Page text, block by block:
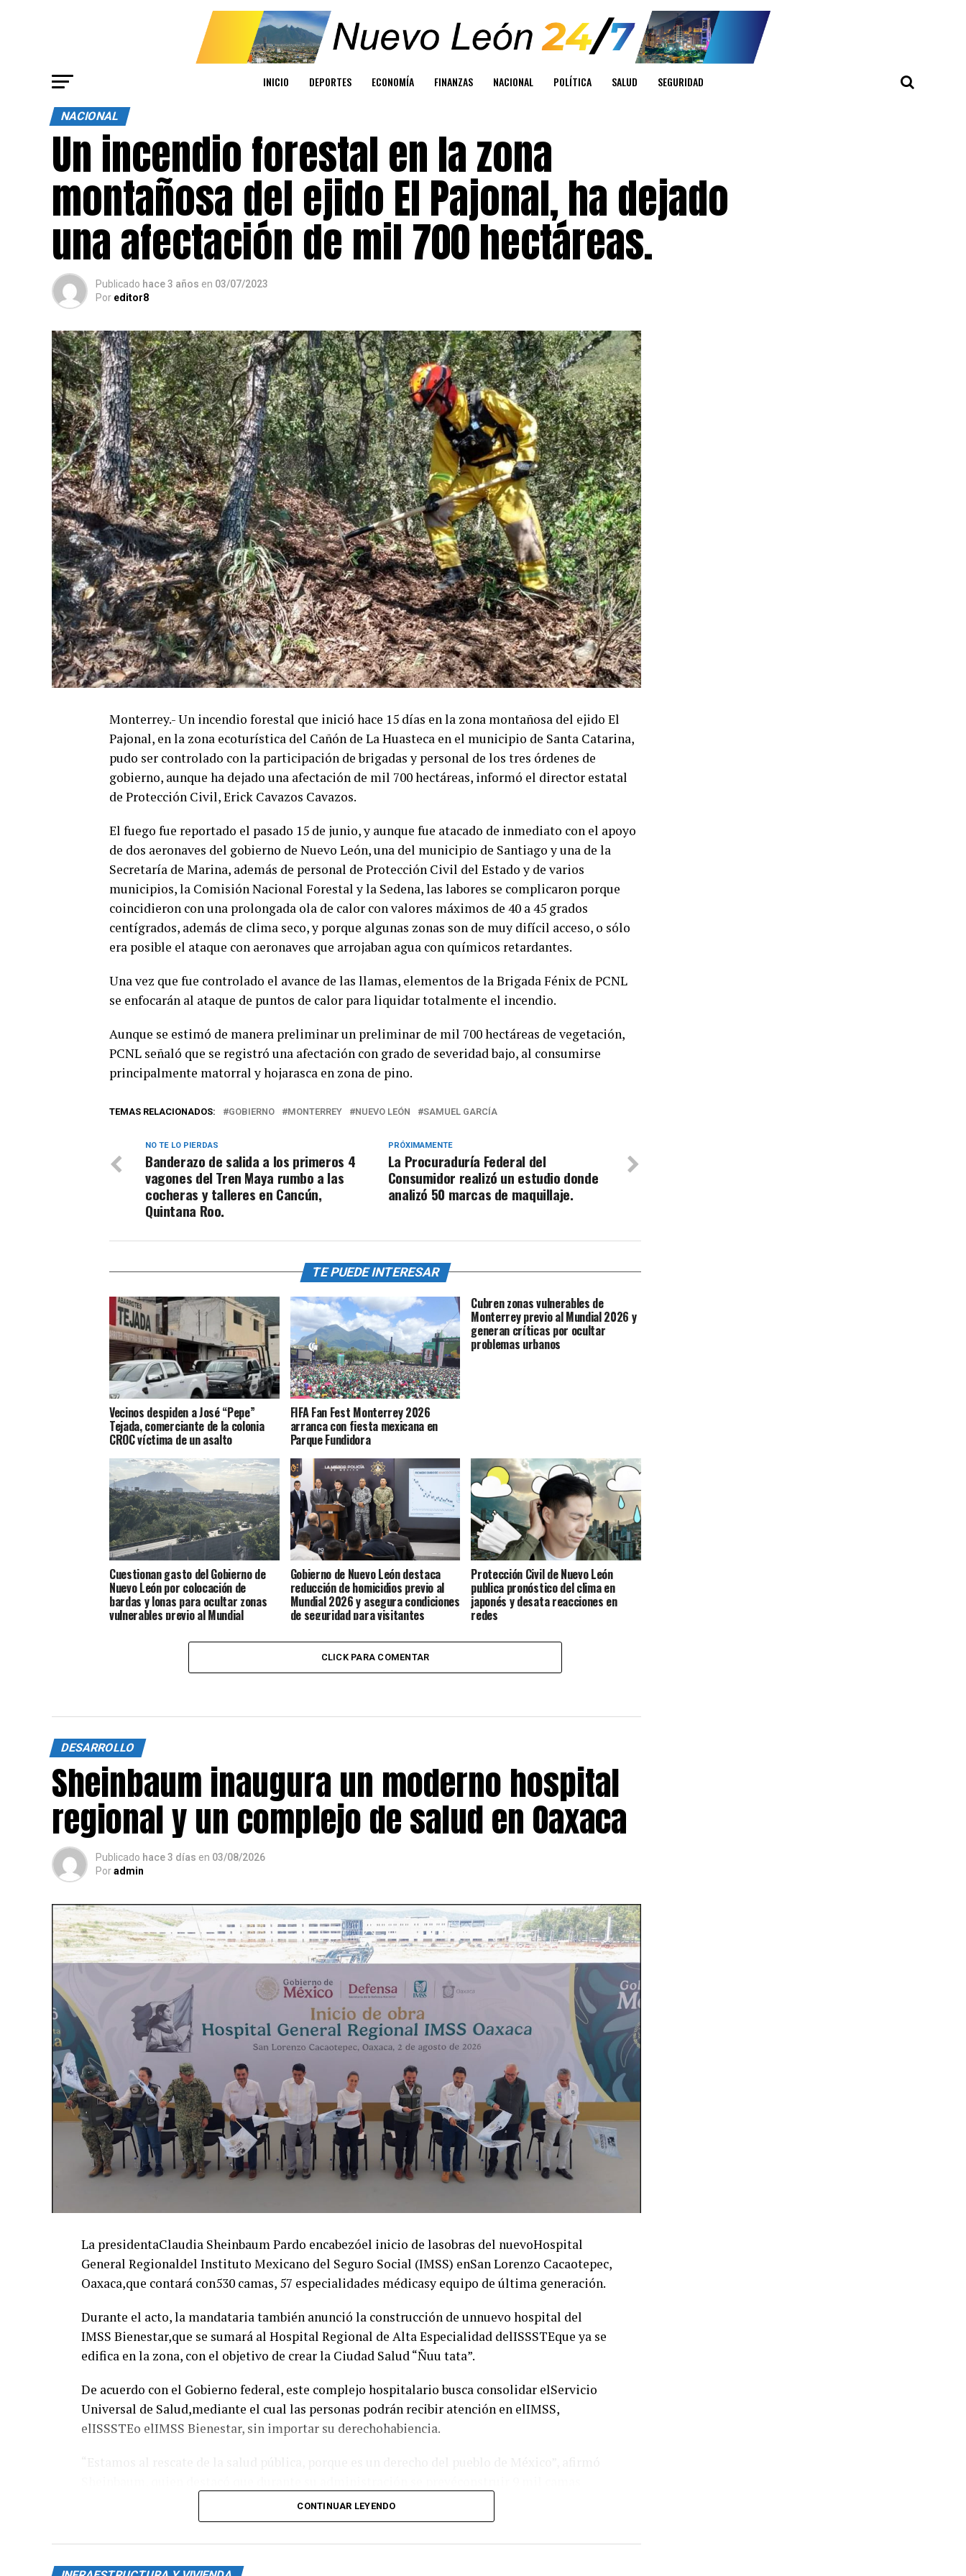
INICIO DEPORTES ECONOMÍA FINANZAS NACIONAL POLÍTICA SALUD SEGURIDAD
NACIONAL
Un incendio forestal en la zona
montañosa del ejido El Pajonal, ha dejado
una afectación de mil 700 hectáreas.
Publicado hace 3 años en 03/07/2023
Por editor8
Monterrey.- Un incendio forestal que inició hace 15 días en la zona montañosa del ejido El
Pajonal, en la zona ecoturística del Cañón de La Huasteca en el municipio de Santa Catarina,
pudo ser controlado con la participación de brigadas y personal de los tres órdenes de
gobierno, aunque ha dejado una afectación de mil 700 hectáreas, informó el director estatal
de Protección Civil, Erick Cavazos Cavazos.
El fuego fue reportado el pasado 15 de junio, y aunque fue atacado de inmediato con el apoyo
de dos aeronaves del gobierno de Nuevo León, una del municipio de Santiago y una de la
Secretaría de Marina, además de personal de Protección Civil del Estado y de varios
municipios, la Comisión Nacional Forestal y la Sedena, las labores se complicaron porque
coincidieron con una prolongada ola de calor con valores máximos de 40 a 45 grados
centígrados, además de clima seco, y porque algunas zonas son de muy difícil acceso, o sólo
era posible el ataque con aeronaves que arrojaban agua con químicos retardantes.
Una vez que fue controlado el avance de las llamas, elementos de la Brigada Fénix de PCNL
se enfocarán al ataque de puntos de calor para liquidar totalmente el incendio.
Aunque se estimó de manera preliminar un preliminar de mil 700 hectáreas de vegetación,
PCNL señaló que se registró una afectación con grado de severidad bajo, al consumirse
principalmente matorral y hojarasca en zona de pino.
TEMAS RELACIONADOS: GOBIERNO MONTERREY NUEVO LEÓN SAMUEL GARCÍA
PRÓXIMAMENTE
La Procuraduría Federal del
Consumidor realizó un estudio donde
analizó 50 marcas de maquillaje.
NO TE LO PIERDAS
Banderazo de salida a los primeros 4
vagones del Tren Maya rumbo a las
cocheras y talleres en Cancún,
Quintana Roo.
TE PUEDE INTERESAR
Vecinos despiden a José “Pepe”
Tejada, comerciante de la colonia
CROC víctima de un asalto
FIFA Fan Fest Monterrey 2026
arranca con fiesta mexicana en
Parque Fundidora
Cubren zonas vulnerables de
Monterrey previo al Mundial 2026 y
generan críticas por ocultar
problemas urbanos
Cuestionan gasto del Gobierno de
Nuevo León por colocación de
bardas y lonas para ocultar zonas
vulnerables previo al Mundial
Gobierno de Nuevo León destaca
reducción de homicidios previo al
Mundial 2026 y asegura condiciones
de seguridad para visitantes
Protección Civil de Nuevo León
publica pronóstico del clima en
japonés y desata reacciones en
redes
CLICK PARA COMENTAR
DESARROLLO
Sheinbaum inaugura un moderno hospital
regional y un complejo de salud en Oaxaca
Publicado hace 3 días en 03/08/2026
Poradmin
La presidentaClaudia Sheinbaum Pardo encabezóel inicio de lasobras del nuevoHospital
General Regionaldel Instituto Mexicano del Seguro Social (IMSS) enSan Lorenzo Cacaotepec,
Oaxaca,que contará con530 camas, 57 especialidades médicasy equipo de última generación.
Durante el acto, la mandataria también anunció la construcción de unnuevo hospital del
IMSS Bienestar,que se sumará al Hospital Regional de Alta Especialidad delISSSTEque ya se
edifica en la zona, con el objetivo de crear la Ciudad Salud “Ñuu tata”.
De acuerdo con el Gobierno federal, este complejo hospitalario busca consolidar elServicio
Universal de Salud,mediante el cual las personas podrán recibir atención en elIMSS,
elISSSTEo elIMSS Bienestar, sin importar su derechohabiencia.
Hospital atenderá a más de un millón de personas
El director general delIMSS, Zoé Robledo Aburto,informó que el nuevo Hospital General
CONTINUAR LEYENDO